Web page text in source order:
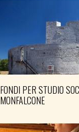
FONDI PER STUDIO
MONFALCONE